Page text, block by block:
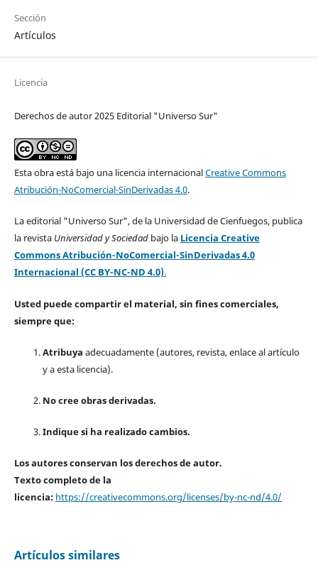
Sección
Artículos
Licencia
Derechos de autor 2025 Editorial "Universo Sur"
Esta obra está bajo una licencia internacionalCreative Commons
Atribución-NoComercial-SinDerivadas 4.0.
La editorial "Universo Sur", de la Universidad de Cienfuegos, publica
la revista Universidad y Sociedad bajo la Licencia Creative
Commons Atribución-NoComercial-SinDerivadas 4.0
Internacional (CC BY-NC-ND 4.0).
Usted puede compartir el material, sin fines comerciales,
siempre que:
Atribuya adecuadamente (autores, revista, enlace al artículo
y a esta licencia).
No cree obras derivadas.
Indique si ha realizado cambios.
Los autores conservan los derechos de autor.
Texto completo de la
licencia: https://creativecommons.org/licenses/by-nc-nd/4.0/
Artículos similares